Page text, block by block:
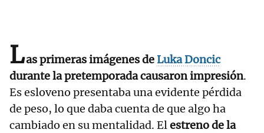
Las primeras imágenes deLuka Doncic
durante la pretemporada causaron impresión.
Es esloveno presentaba una evidente pérdida
de peso, lo que daba cuenta de que algo ha
cambiado en su mentalidad. Elestreno de la